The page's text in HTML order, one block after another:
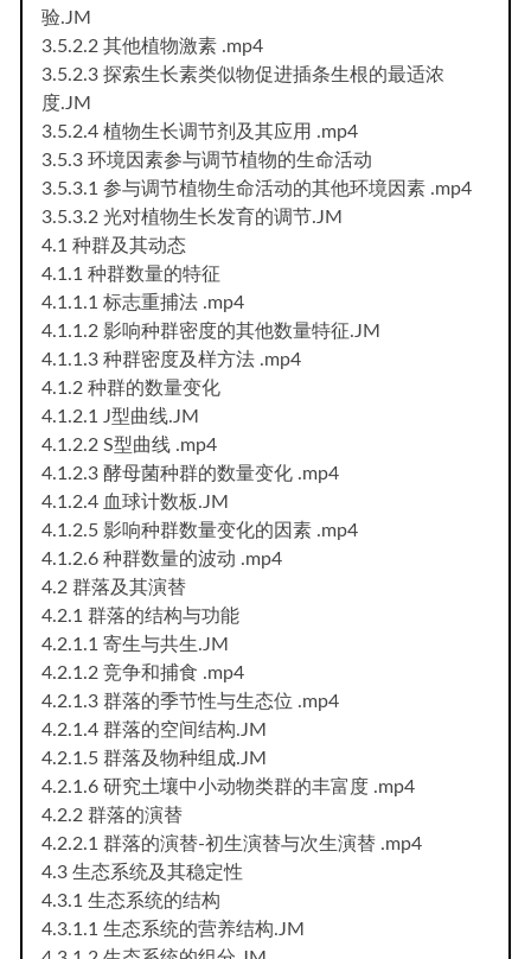
验.JM
3.5.2.2 其他植物激素 .mp4
3.5.2.3 探索生长素类似物促进插条生根的最适浓
度.JM
3.5.2.4 植物生长调节剂及其应用 .mp4
3.5.3 环境因素参与调节植物的生命活动
3.5.3.1 参与调节植物生命活动的其他环境因素 .mp4
3.5.3.2 光对植物生长发育的调节.JM
4.1 种群及其动态
4.1.1 种群数量的特征
4.1.1.1 标志重捕法 .mp4
4.1.1.2 影响种群密度的其他数量特征.JM
4.1.1.3 种群密度及样方法 .mp4
4.1.2 种群的数量变化
4.1.2.1 J型曲线.JM
4.1.2.2 S型曲线 .mp4
4.1.2.3 酵母菌种群的数量变化 .mp4
4.1.2.4 血球计数板.JM
4.1.2.5 影响种群数量变化的因素 .mp4
4.1.2.6 种群数量的波动 .mp4
4.2 群落及其演替
4.2.1 群落的结构与功能
4.2.1.1 寄生与共生.JM
4.2.1.2 竞争和捕食 .mp4
4.2.1.3 群落的季节性与生态位 .mp4
4.2.1.4 群落的空间结构.JM
4.2.1.5 群落及物种组成.JM
4.2.1.6 研究土壤中小动物类群的丰富度 .mp4
4.2.2 群落的演替
4.2.2.1 群落的演替-初生演替与次生演替 .mp4
4.3 生态系统及其稳定性
4.3.1 生态系统的结构
4.3.1.1 生态系统的营养结构.JM